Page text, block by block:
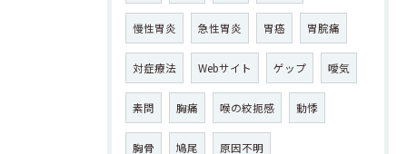
慢性胃炎 急性胃炎 胃癌 胃脘痛
対症療法 Webサイト ゲップ 噯気
素問 胸痛 喉の絞扼感 動悸
胸骨 鳩尾 原因不明